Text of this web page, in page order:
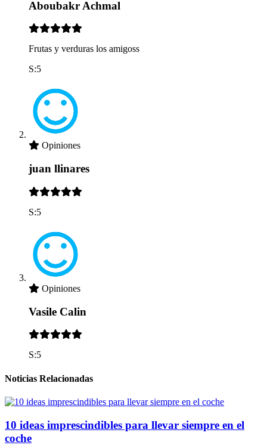
Aboubakr Achmal
Frutas y verduras los amigoss
S:5
Opiniones
juan llinares
S:5
Opiniones
Vasile Calin
S:5
Noticias Relacionadas
10 ideas imprescindibles para llevar siempre en el
coche